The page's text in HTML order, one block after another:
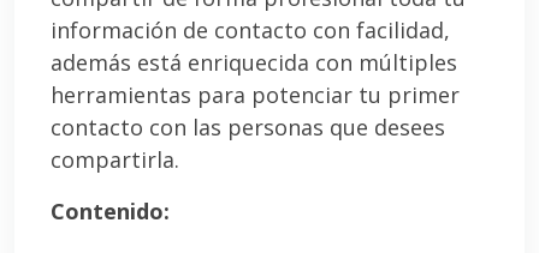
información de contacto con facilidad,
además está enriquecida con múltiples
herramientas para potenciar tu primer
contacto con las personas que desees
compartirla.
Contenido: